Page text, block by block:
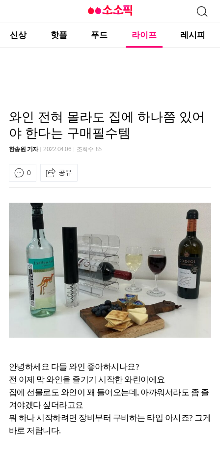
신상 핫플 푸드 라이프 레시피
와인 전혀 몰라도 집에 하나쯤 있어
야 한다는 구매필수템
한송원 기자 2022.04.06 조회수85
0 공유
안녕하세요 다들 와인 좋아하시나요?
전 이제 막 와인을 즐기기 시작한 와린이에요
집에 선물로도 와인이 꽤 들어오는데, 아까워서라도 좀 즐
겨야겠다 싶더라고요
뭐 하나 시작하려면 장비부터 구비하는 타입 아시죠? 그게
바로 저랍니다.